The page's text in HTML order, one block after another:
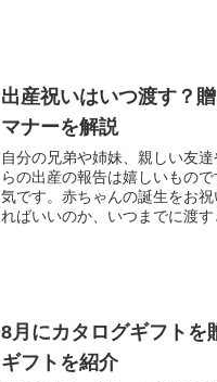
出産祝いはいつ渡す？
マナーを解説
自分の兄弟や姉妹、親しい友
らの出産の報告は嬉しいもの
気です。赤ちゃんの誕生をお
ればいいのか、いつまでに渡
8月にカタログギフトを
ギフトを紹介